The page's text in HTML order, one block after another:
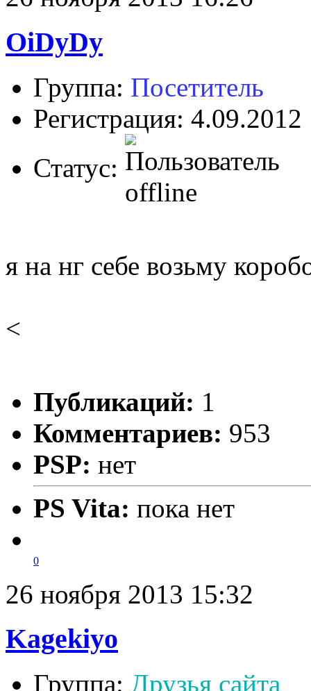
OiDyDy
Группа: Посетитель
Регистрация: 4.09.2012
Статус:
я на нг себе возьму
<
Публикаций: 1
Комментариев: 953
PSP: нет
PS Vita: пока нет
0
26 ноября 2013 15:32
Kagekiyo
Группа: Друзья сайта